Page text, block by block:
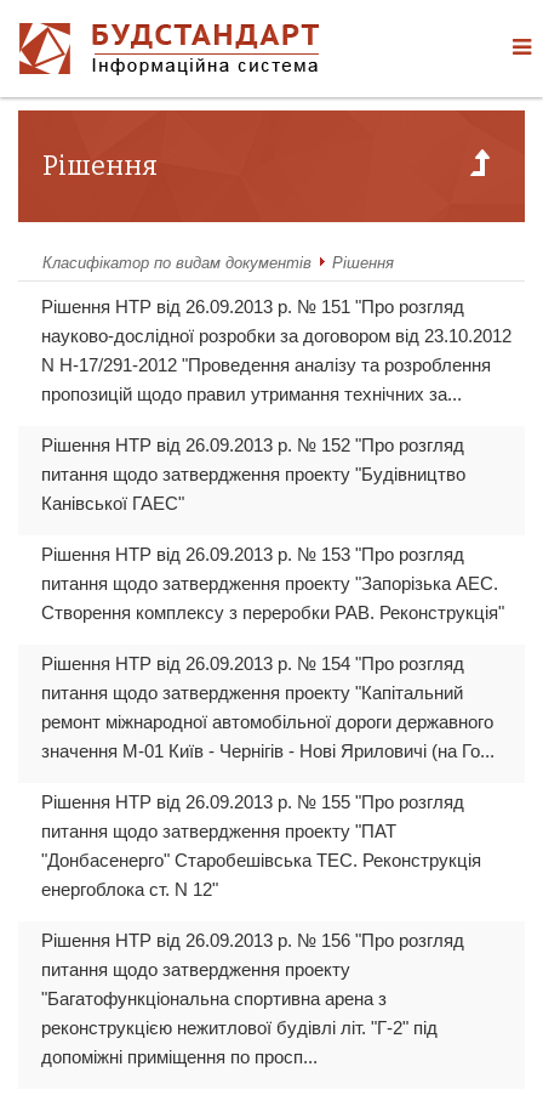
Рішення
Класифікатор по видам документів Рішення
Рішення НТР від 26.09.2013 р. № 151 "Про розгляд
науково-дослідної розробки за договором від 23.10.2012
N Н-17/291-2012 "Проведення аналізу та розроблення
пропозицій щодо правил утримання технічних за...
Рішення НТР від 26.09.2013 р. № 152 "Про розгляд
питання щодо затвердження проекту "Будівництво
Канівської ГАЕС"
Рішення НТР від 26.09.2013 р. № 153 "Про розгляд
питання щодо затвердження проекту "Запорізька АЕС.
Створення комплексу з переробки РАВ. Реконструкція"
Рішення НТР від 26.09.2013 р. № 154 "Про розгляд
питання щодо затвердження проекту "Капітальний
ремонт міжнародної автомобільної дороги державного
значення М-01 Київ - Чернігів - Нові Яриловичі (на Го...
Рішення НТР від 26.09.2013 р. № 155 "Про розгляд
питання щодо затвердження проекту "ПАТ
"Донбасенерго" Старобешівська ТЕС. Реконструкція
енергоблока ст. N 12"
Рішення НТР від 26.09.2013 р. № 156 "Про розгляд
питання щодо затвердження проекту
"Багатофункціональна спортивна арена з
реконструкцією нежитлової будівлі літ. "Г-2" під
допоміжні приміщення по просп...